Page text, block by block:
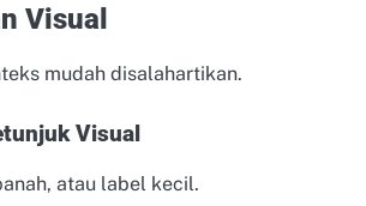
Visual
mudah disalahartikan.
Visual
atau label kecil.